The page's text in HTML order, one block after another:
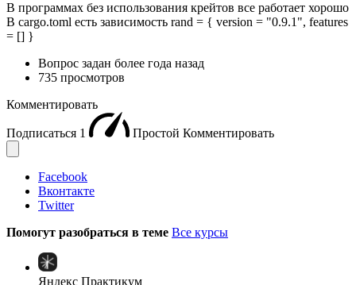
В программах без использования крейтов все работает хорошо
В cargo.toml есть зависимость rand = { version = "0.9.1", features
= [] }
Вопрос задан более года назад
735 просмотров
Комментировать
Подписаться 1 Простой Комментировать
Facebook
Вконтакте
Twitter
Помогут разобраться в теме Все курсы
Яндекс Практикум